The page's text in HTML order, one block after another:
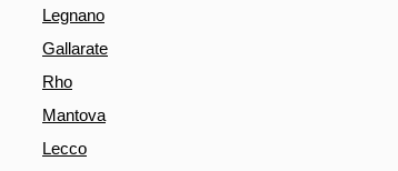
Legnano
Gallarate
Rho
Mantova
Lecco